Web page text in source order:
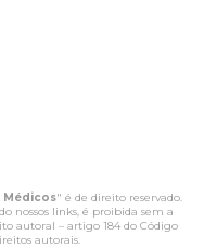
Médicos" é de direito reservado.
nossos links, é proibida sem a
autoral – artigo 184 do Código
autorais.